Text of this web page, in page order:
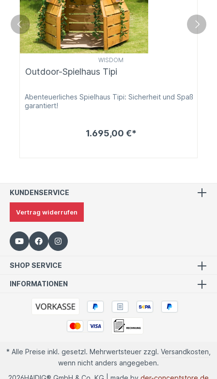
WISDOM
Outdoor-Spielhaus Tipi
Abenteuerliches Spielhaus Tipi: Sicherheit und Spaß
garantiert!
1.695,00 €*
KUNDENSERVICE
Vertrag widerrufen
SHOP SERVICE
INFORMATIONEN
* Alle Preise inkl. gesetzl. Mehrwertsteuer zzgl. Versandkosten
wenn nicht anders angegeben.